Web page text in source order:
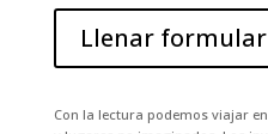
Llenar
Con la lectura podemos viajar